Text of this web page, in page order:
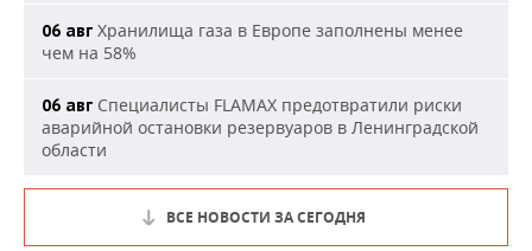
06 авг Хранилища газа в Европе заполнены менее
чем на 58%
06 авг Специалисты FLAMAX предотвратили риски
аварийной остановки резервуаров в Ленинградской
области
ВСЕ НОВОСТИ ЗА СЕГОДНЯ